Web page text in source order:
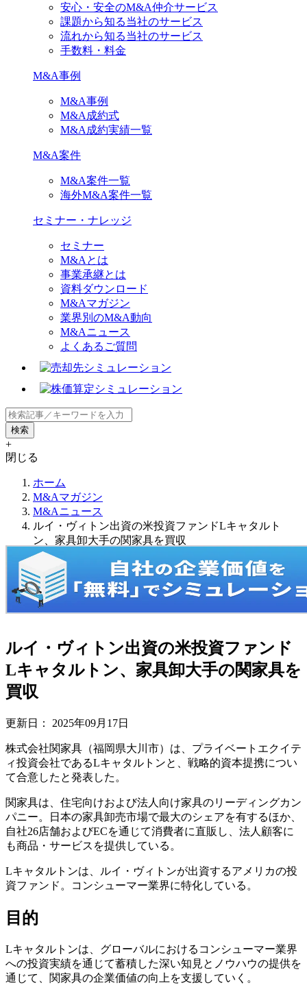
安心・安全のM&A仲介サービス
課題から知る当社のサービス
流れから知る当社のサービス
手数料・料金
M&A事例
M&A事例
M&A成約式
M&A成約実績一覧
M&A案件
M&A案件一覧
海外M&A案件一覧
セミナー・ナレッジ
セミナー
M&Aとは
事業承継とは
資料ダウンロード
M&Aマガジン
業界別のM&A動向
M&Aニュース
よくあるご質問
+
閉じる
ホーム
M&Aマガジン
M&Aニュース
ルイ・ヴィトン出資の米投資ファンドLキャタルト
ン、家具卸大手の関家具を買収
ルイ・ヴィトン出資の米投資ファンド
Lキャタルトン、家具卸大手の関家具を
買収
更新日： 2025年09月17日
株式会社関家具（福岡県大川市）は、プライベートエクイテ
ィ投資会社であるLキャタルトンと、戦略的資本提携につい
て合意したと発表した。
関家具は、住宅向けおよび法人向け家具のリーディングカン
パニー。日本の家具卸売市場で最大のシェアを有するほか、
自社26店舗およびECを通じて消費者に直販し、法人顧客に
も商品・サービスを提供している。
Lキャタルトンは、ルイ・ヴィトンが出資するアメリカの投
資ファンド。コンシューマー業界に特化している。
目的
Lキャタルトンは、グローバルにおけるコンシューマー業界
への投資実績を通じて蓄積した深い知見とノウハウの提供を
通じて、関家具の企業価値の向上を支援していく。